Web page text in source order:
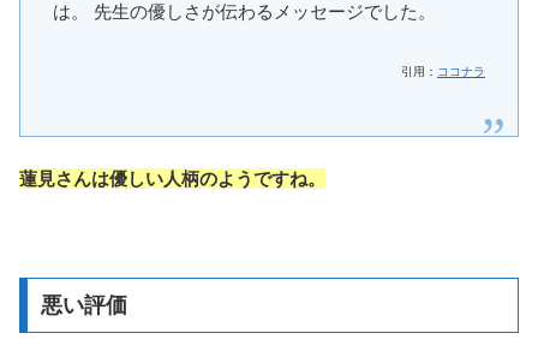
は。 先生の優しさが伝わるメッセージでした。
引用： ココナラ
蓮見さんは優しい人柄のようですね。
悪い評価